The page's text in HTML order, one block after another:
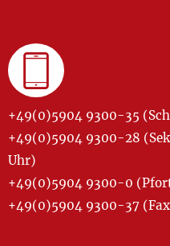
+49(0)5904 9300-35
+49(0)5904 9300-28
Uhr)
+49(0)5904 9300-0
+49(0)5904 9300-37